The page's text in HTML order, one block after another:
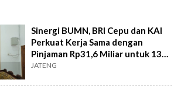
Sinergi BUMN, BRI Cepu dan KAI
Perkuat Kerja Sama dengan
Pinjaman Rp31,6 Miliar untuk 133
Pegawai
JATENG